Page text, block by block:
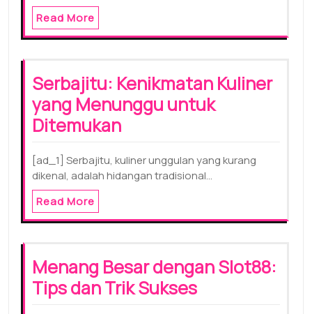
Read More
Serbajitu: Kenikmatan Kuliner
yang Menunggu untuk
Ditemukan
[ad_1] Serbajitu, kuliner unggulan yang kurang
dikenal, adalah hidangan tradisional…
Read More
Menang Besar dengan Slot88:
Tips dan Trik Sukses